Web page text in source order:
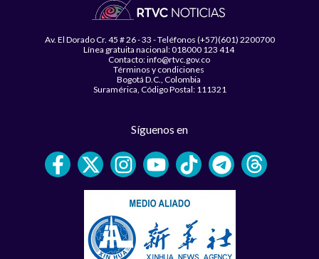
Av. El Dorado Cr. 45 # 26 - 33 - Teléfonos (+57)(601) 2200700
Línea gratuita nacional: 018000 123 414
Contacto: info@rtvc.gov.co
Términos y condiciones
Bogotá D.C., Colombia
Suramérica, Código Postal: 111321
Síguenos en